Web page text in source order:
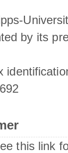
by its
this link